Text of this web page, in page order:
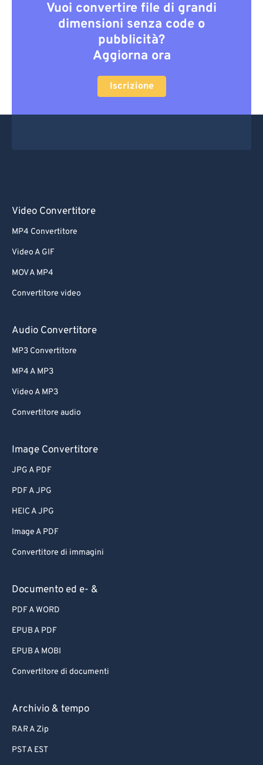
Vuoi convertire file di grandi
dimensioni senza code o
pubblicità?
Aggiorna ora
Iscrizione
Video Convertitore
MP4 Convertitore
Video A GIF
MOV A MP4
Convertitore video
Audio Convertitore
MP3 Convertitore
MP4 A MP3
Video A MP3
Convertitore audio
Image Convertitore
JPG A PDF
PDF A JPG
HEIC A JPG
Image A PDF
Convertitore di immagini
Documento ed e- &
PDF A WORD
EPUB A PDF
EPUB A MOBI
Convertitore di documenti
Archivio & tempo
RAR A Zip
PST A EST